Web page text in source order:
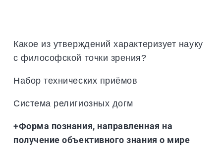
Какое из утверждений характеризует науку
с философской точки зрения?
Набор технических приёмов
Система религиозных догм
+Форма познания, направленная на
получение объективного знания о мире